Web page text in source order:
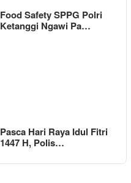
Food Safety SPPG Polri
Ketanggi Ngawi Pa…
Pasca Hari Raya Idul Fitri
1447 H, Polis…